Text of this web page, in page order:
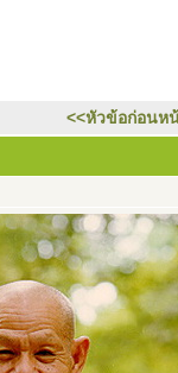
<<หัวข้อก่อนห